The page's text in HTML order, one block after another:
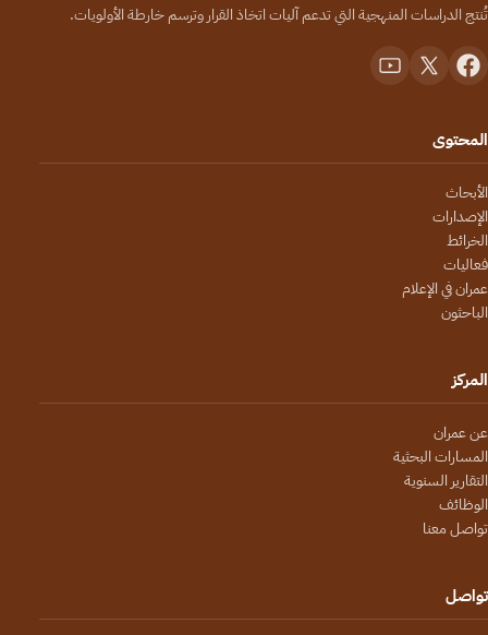
تُنتج الدراسات المنهجية التي تدعم آليات اتخاذ القرار وترسم خارطة الأولويات.
المحتوى
الأبحاث
الإصدارات
الخرائط
فعاليات
عمران في الإعلام
الباحثون
المركز
عن عمران
المسارات البحثية
التقارير السنوية
الوظائف
تواصل معنا
تواصل